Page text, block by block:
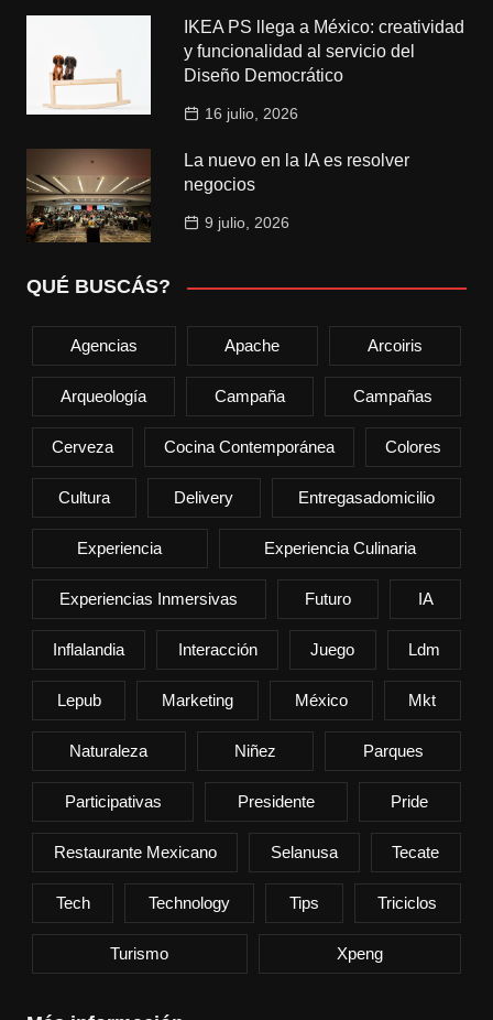
IKEA PS llega a México: creatividad
y funcionalidad al servicio del
Diseño Democrático
16 julio, 2026
La nuevo en la IA es resolver
negocios
9 julio, 2026
QUÉ BUSCÁS?
Agencias Apache Arcoiris
Arqueología Campaña Campañas
Cerveza Cocina Contemporánea Colores
Cultura Delivery Entregasadomicilio
Experiencia Experiencia Culinaria
Experiencias Inmersivas Futuro IA
Inflalandia Interacción Juego Ldm
Lepub Marketing México Mkt
Naturaleza Niñez Parques
Participativas Presidente Pride
Restaurante Mexicano Selanusa Tecate
Tech Technology Tips Triciclos
Turismo Xpeng